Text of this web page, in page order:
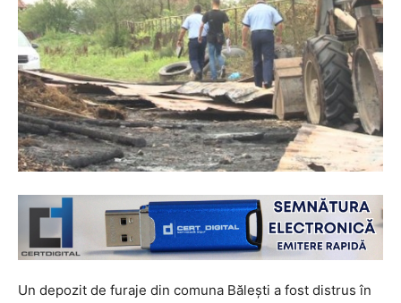
Un depozit de furaje din comuna Bălești a fost distrus în